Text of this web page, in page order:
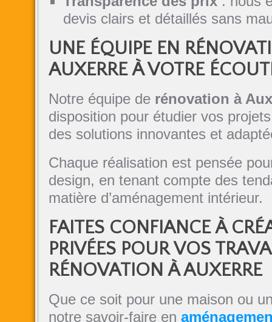
devis clairs et détaillés sans
UNE ÉQUIPE EN
AUXERRE À VOTRE
Notre équipe derénovation à
disposition pour étudier vos
des solutions innovantes et
Chaque réalisation est pensée
design, en tenant compte des
matière d’aménagement intérieur.
FAITES CONFIANCE À
PRIVÉES POUR VOS
RÉNOVATION À AUXERRE
Que ce soit pour une maison ou
notre savoir-faire en